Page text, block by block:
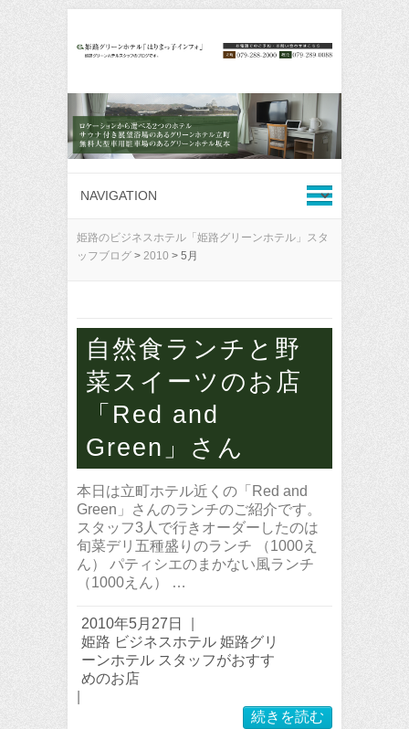
姫路のビジネスホテル「姫路グリーンホテル」スタ
ッフブログ > 2010 > 5月
自然食ランチと野
菜スイーツのお店
「Red and
Green」さん
本日は立町ホテル近くの「Red and
Green」さんのランチのご紹介です。
スタッフ3人で行きオーダーしたのは
旬菜デリ五種盛りのランチ （1000え
ん） パティシエのまかない風ランチ
（1000えん） …
2010年5月27日
姫路 ビジネスホテル 姫路グリ
ーンホテル スタッフがおすす
めのお店
続きを読む